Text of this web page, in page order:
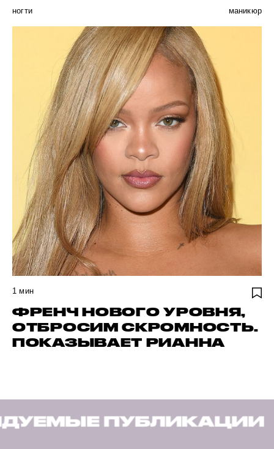
ногти маникюр
1 мин
ФРЕНЧ НОВОГО УРОВНЯ,
ОТБРОСИМ СКРОМНОСТЬ.
ПОКАЗЫВАЕТ РИАННА